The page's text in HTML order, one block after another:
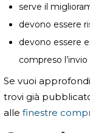
serve il
devono essere
devono essere
compreso
Se vuoi
trovi già
alle finestre